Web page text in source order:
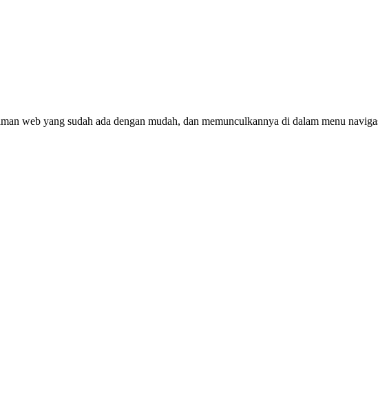
web yang sudah ada dengan mudah, dan memunculkannya di dalam menu